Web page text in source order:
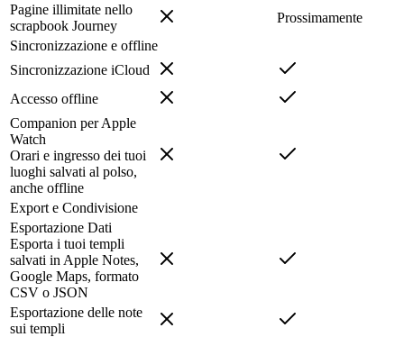
Pagine illimitate nello
scrapbook Journey
Prossimamente
Sincronizzazione e offline
Sincronizzazione iCloud
Accesso offline
Companion per Apple
Watch
Orari e ingresso dei tuoi
luoghi salvati al polso,
anche offline
Export e Condivisione
Esportazione Dati
Esporta i tuoi templi
salvati in Apple Notes,
Google Maps, formato
CSV o JSON
Esportazione delle note
sui templi